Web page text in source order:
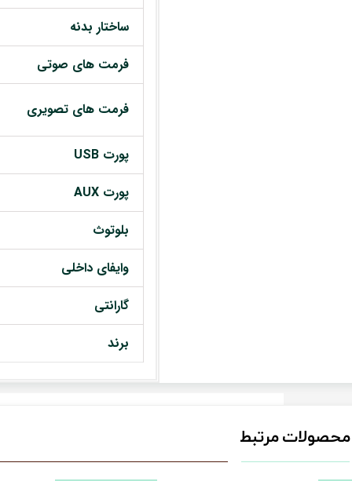
ساختار بدنه
فرمت های صوتی
فرمت های تصویری
پورت USB
پورت AUX
بلوتوث
وایفای داخلی
گارانتی
برند
محصولات مرتبط